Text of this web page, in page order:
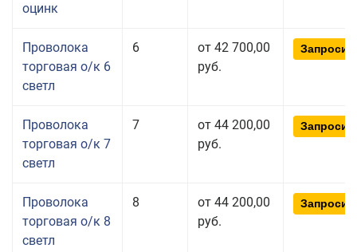
оцинк
Проволока
торговая о/к 6
светл
6
от 42 700,00
руб.
Проволока
торговая о/к 7
светл
7
от 44 200,00
руб.
Проволока
торговая о/к 8
светл
8
от 44 200,00
руб.